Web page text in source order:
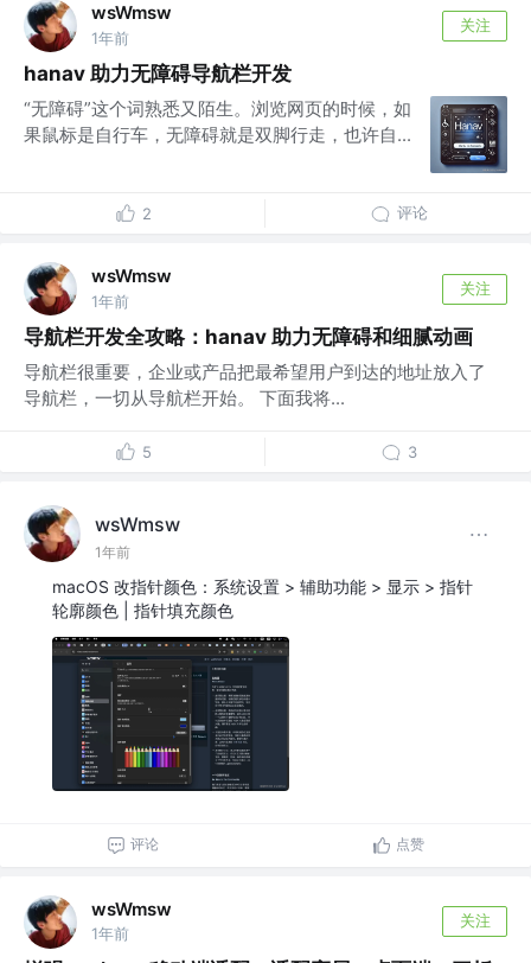
wsWmsw
1年前
关注
hanav 助力无障碍导航栏开发
“无障碍”这个词熟悉又陌生。浏览网页的时候，如
果鼠标是自行车，无障碍就是双脚行走，也许自...
2 评论
wsWmsw
1年前
关注
导航栏开发全攻略：hanav 助力无障碍和细腻动画
导航栏很重要，企业或产品把最希望用户到达的地址放入了
导航栏，一切从导航栏开始。 下面我将...
5 3
wsWmsw
1年前
macOS 改指针颜色：系统设置 > 辅助功能 > 显示 > 指针
轮廓颜色 | 指针填充颜色
评论 点赞
wsWmsw
1年前
关注